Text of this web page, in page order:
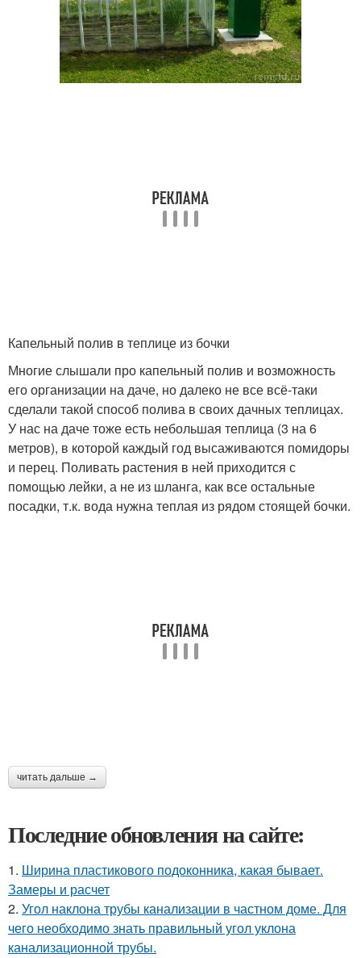
Капельный полив в теплице из бочки
Многие слышали про капельный полив и возможность
его организации на даче, но далеко не все всё-таки
сделали такой способ полива в своих дачных теплицах.
У нас на даче тоже есть небольшая теплица (3 на 6
метров), в которой каждый год высаживаются помидоры
и перец. Поливать растения в ней приходится с
помощью лейки, а не из шланга, как все остальные
посадки, т.к. вода нужна теплая из рядом стоящей бочки.
читать дальше →
Последние обновления на сайте:
1. Ширина пластикового подоконника, какая бывает.
Замеры и расчет
2. Угол наклона трубы канализации в частном доме. Для
чего необходимо знать правильный угол уклона
канализационной трубы.